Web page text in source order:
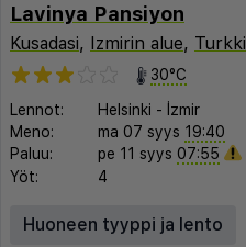
Lavinya Pansiyon
Kusadasi, Izmirin alue, Turkki
30°C
Lennot:
Helsinki - İzmir
Meno:
ma 07 syys 19:40
Paluu:
pe 11 syys 07:55
Yöt:
4
Huoneen tyyppi ja lento